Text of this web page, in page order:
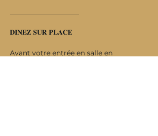
𝐃𝐈𝐍𝐄𝐙 𝐒𝐔𝐑 𝐏𝐋𝐀𝐂𝐄
Avant votre entrée en salle en